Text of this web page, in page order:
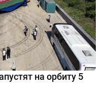
на орбиту 5